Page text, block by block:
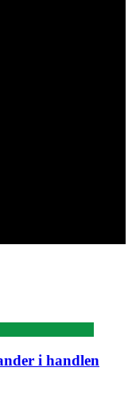
i handlen